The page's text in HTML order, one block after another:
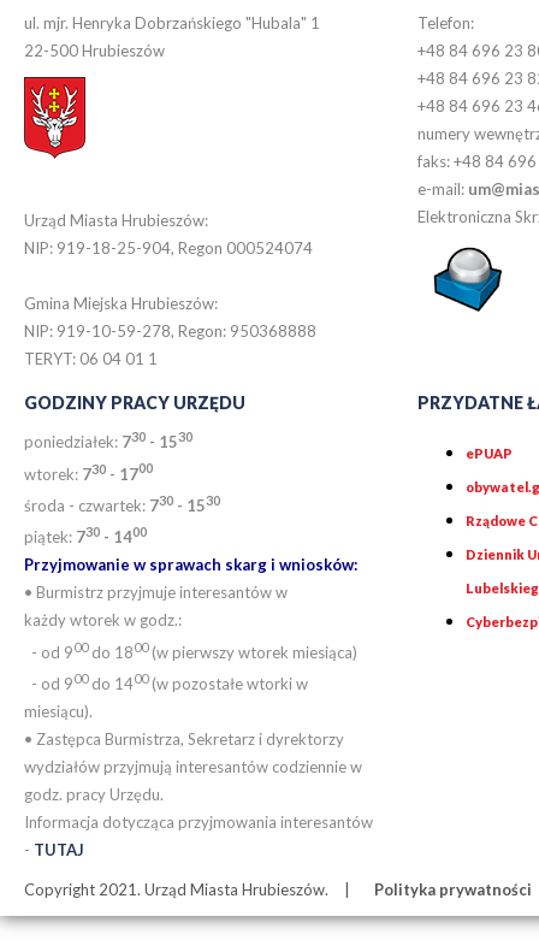
ul. mjr. Henryka Dobrzańskiego "Hubala" 1
22-500 Hrubieszów
Urząd Miasta Hrubieszów:
NIP: 919-18-25-904, Regon 000524074
Gmina Miejska Hrubieszów:
NIP: 919-10-59-278, Regon: 950368888
TERYT: 06 04 01 1
Telefon:
+48 84 696 23
+48 84 696 23
+48 84 696 23
numery
faks: +48 84
e-mail:
Elektroniczna
GODZINY PRACY URZĘDU
poniedziałek: 730 - 1530
wtorek: 730 - 1700
środa - czwartek: 730 - 1530
piątek: 730 - 1400
Przyjmowanie w sprawach skarg i wniosków:
• Burmistrz przyjmuje interesantów w
każdy wtorek w godz.:
- od 900do 1800(w pierwszy wtorek miesiąca)
- od 900do 1400(w pozostałe wtorki w
miesiącu).
• Zastępca Burmistrza, Sekretarz i dyrektorzy
wydziałów przyjmują interesantów codziennie w
godz. pracy Urzędu.
Informacja dotycząca przyjmowania interesantów
- TUTAJ
PRZYDATNE
ePUAP
Rządowe
Dziennik
Copyright 2021. Urząd Miasta Hrubieszów. Polityka prywatności